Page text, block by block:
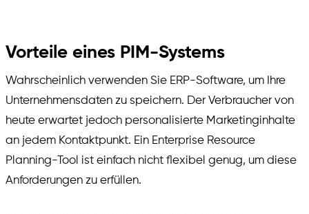
Vorteile eines PIM-Systems
Wahrscheinlich verwenden Sie ERP-Software, um Ihre
Unternehmensdaten zu speichern. Der Verbraucher von
heute erwartet jedoch personalisierte Marketinginhalte
an jedem Kontaktpunkt. Ein Enterprise Resource
Planning-Tool ist einfach nicht flexibel genug, um diese
Anforderungen zu erfüllen.